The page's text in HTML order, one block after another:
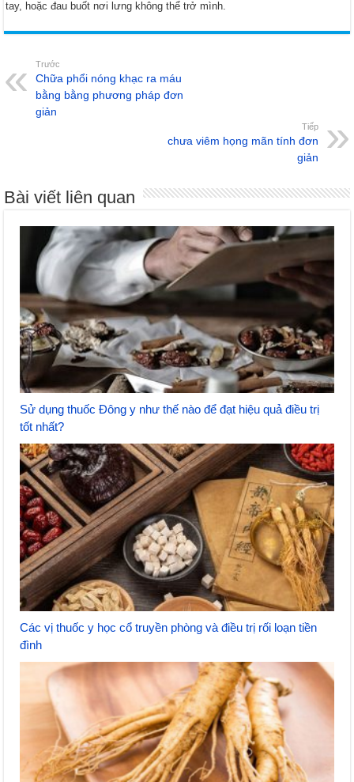
tay, hoặc đau buốt nơi lưng không thể trở mình.
Trước
Chữa phổi nóng khạc ra máu
bằng bằng phương pháp đơn
giản
Tiếp
chưa viêm họng mãn tính đơn
giản
Bài viết liên quan
Sử dụng thuốc Đông y như thế nào để đạt hiệu quả điều trị
tốt nhất?
Các vị thuốc y học cổ truyền phòng và điều trị rối loạn tiền
đình